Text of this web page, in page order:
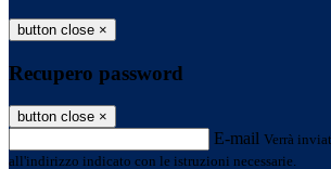
button close ×
Recupero password
button close ×
E-mail Verrà
all'indirizzo indicato con le istruzioni necessarie.